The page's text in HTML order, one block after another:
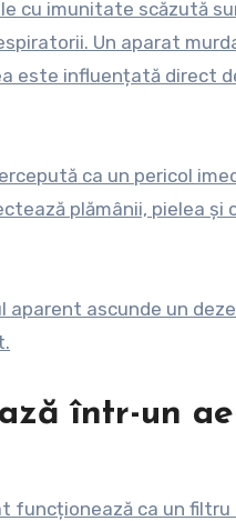
cu imunitate scăzută
Un aparat
este influențată direct
ca un pericol
plămânii, pielea
ascunde un
într-un
funcționează ca un